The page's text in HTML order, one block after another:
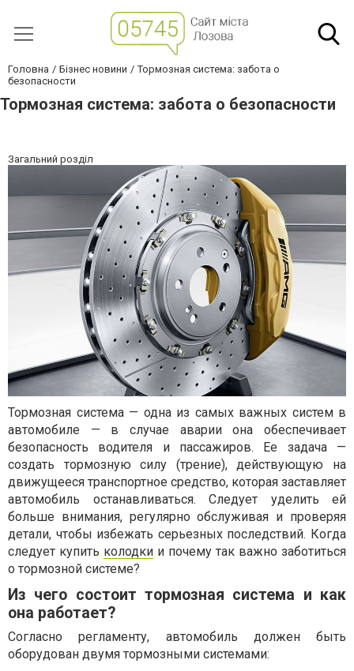
Головна Бізнес новини
Тормозная система: забота о
безопасности
Тормозная система: забота о безопасности
Загальний розділ
Тормозная система — одна из самых важных систем в
автомобиле — в случае аварии она обеспечивает
безопасность водителя и пассажиров. Ее задача —
создать тормозную силу (трение), действующую на
движущееся транспортное средство, которая заставляет
автомобиль останавливаться. Следует уделить ей
больше внимания, регулярно обслуживая и проверяя
детали, чтобы избежать серьезных последствий. Когда
следует купить колодки и почему так важно заботиться
о тормозной системе?
Из чего состоит тормозная система и как
она работает?
Согласно регламенту, автомобиль должен быть
оборудован двумя тормозными системами: